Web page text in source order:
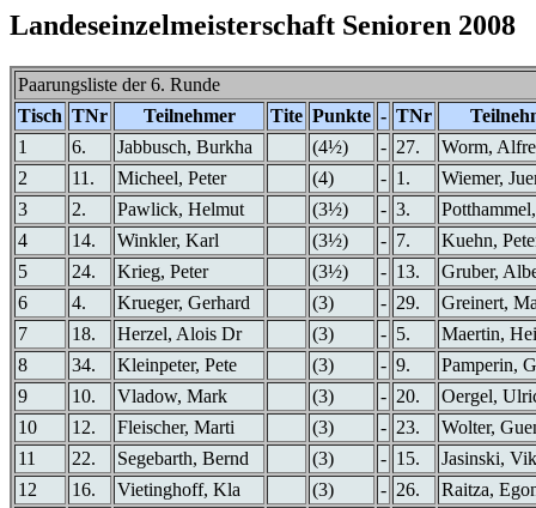
Landeseinzelmeisterschaft Senioren 2008
Paarungsliste der 6. Runde
Tisch TNr Teilnehmer Tite Punkte - TNr
1
6. Jabbusch, Burkha (4½) - 27.
Worm,
2
11. Micheel, Peter (4) - 1.
Wiemer,
3
2. Pawlick, Helmut (3½) - 3.
4
14. Winkler, Karl (3½) - 7.
Kuehn,
5
24. Krieg, Peter (3½) - 13.
Gruber,
6
4. Krueger, Gerhard (3) - 29.
Greinert,
7
18. Herzel, Alois Dr (3) - 5.
Maertin,
8
34. Kleinpeter, Pete (3) - 9.
Pamperin,
9
10. Vladow, Mark (3) - 20.
Oergel,
10
12. Fleischer, Marti (3) - 23.
Wolter,
11
22. Segebarth, Bernd (3) - 15.
Jasinski,
12
16. Vietinghoff, Kla (3) - 26.
Raitza,